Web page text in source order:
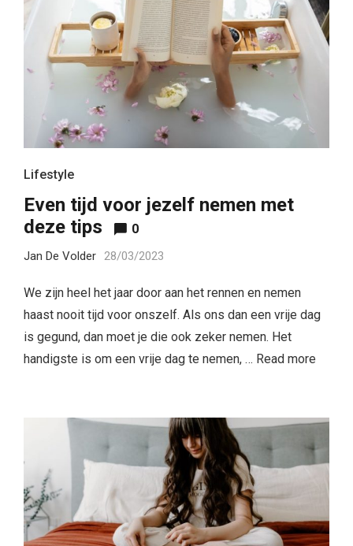
Lifestyle
Even tijd voor jezelf nemen met
deze tips
0
Jan De Volder 28/03/2023
We zijn heel het jaar door aan het rennen en nemen
haast nooit tijd voor onszelf. Als ons dan een vrije dag
is gegund, dan moet je die ook zeker nemen. Het
handigste is om een vrije dag te nemen, … Read more